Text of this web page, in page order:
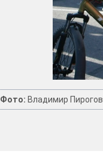
Фото: Владимир Пирогов